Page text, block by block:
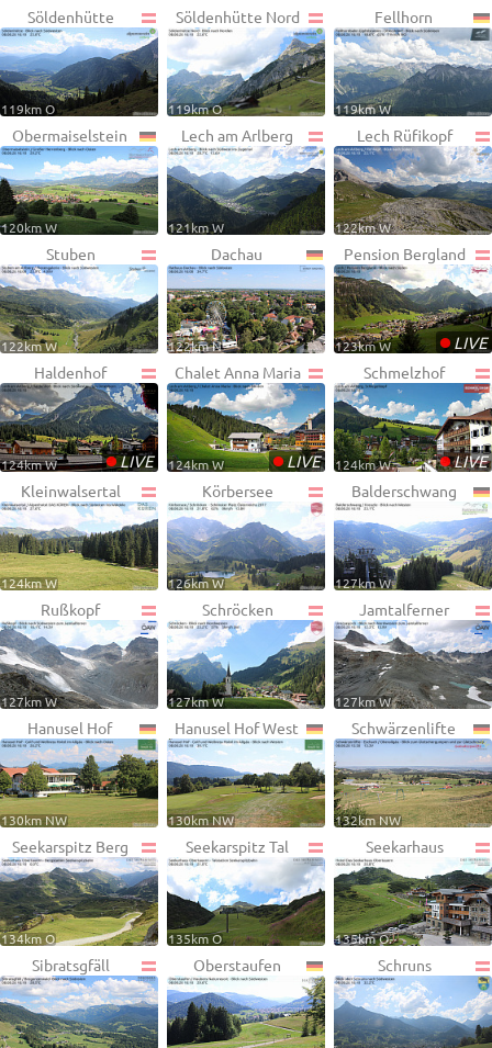
Söldenhütte
119km O
Söldenhütte Nord
119km O
Fellhorn
119km W
Obermaiselstein
120km W
Lech am Arlberg
121km W
Lech Rüfikopf
122km W
Stuben
122km W
Dachau
122km N
Pension Bergland
•LIVE
123km W
Haldenhof
•LIVE
124km W
Chalet Anna Maria
•LIVE
124km W
Schmelzhof
•LIVE
124km W
Kleinwalsertal
124km W
Körbersee
126km W
Balderschwang
127km W
Rußkopf
127km W
Schröcken
127km W
Jamtalferner
127km W
Hanusel Hof
130km NW
Hanusel Hof West
130km NW
Schwärzenlifte
132km NW
Seekarspitz Berg
134km O
Seekarspitz Tal
135km O
Seekarhaus
135km O
Sibratsgfäll Oberstaufen Schruns